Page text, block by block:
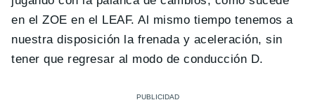
en el ZOE en el LEAF. Al mismo tiempo tenemos a
nuestra disposición la frenada y aceleración, sin
tener que regresar al modo de conducción D.